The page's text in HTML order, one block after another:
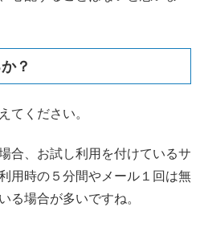
？
てください。
合、お試し利用を付けているサ
用時の５分間やメール１回は無
る場合が多いですね。